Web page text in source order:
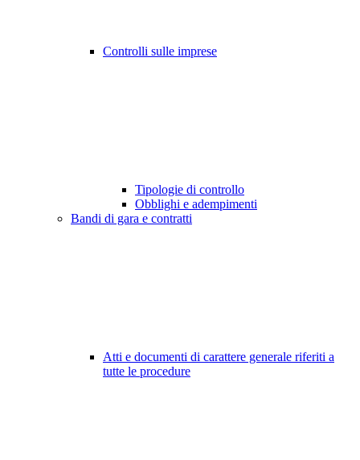
Controlli sulle imprese
Tipologie di controllo
Obblighi e adempimenti
Bandi di gara e contratti
Atti e documenti di carattere generale riferiti a
tutte le procedure